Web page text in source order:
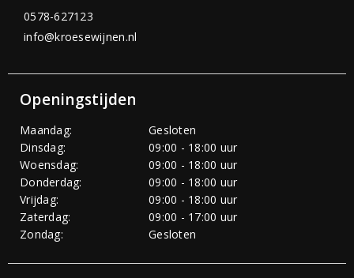
0578-627123
info@kroesewijnen.nl
Openingstijden
Maandag:
Gesloten
Dinsdag:
09:00 - 18:00 uur
Woensdag:
09:00 - 18:00 uur
Donderdag:
09:00 - 18:00 uur
Vrijdag:
09:00 - 18:00 uur
Zaterdag:
09:00 - 17:00 uur
Zondag:
Gesloten